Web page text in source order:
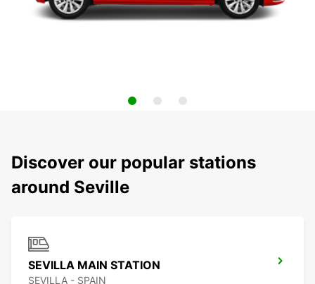
Discover our popular stations
around Seville
SEVILLA MAIN STATION
SEVILLA - SPAIN